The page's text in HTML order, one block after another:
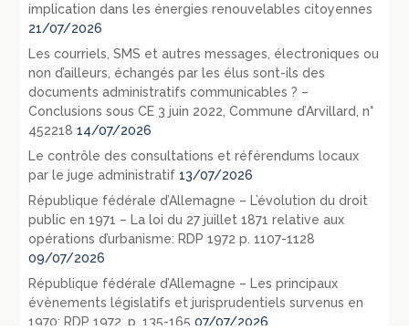
implication dans les énergies renouvelables citoyennes
21/07/2026
Les courriels, SMS et autres messages, électroniques ou
non d’ailleurs, échangés par les élus sont-ils des
documents administratifs communicables ? –
Conclusions sous CE 3 juin 2022, Commune d’Arvillard, n°
452218 14/07/2026
Le contrôle des consultations et référendums locaux
par le juge administratif 13/07/2026
République fédérale d’Allemagne – L’évolution du droit
public en 1971 – La loi du 27 juillet 1871 relative aux
opérations d’urbanisme: RDP 1972 p. 1107-1128
09/07/2026
République fédérale d’Allemagne – Les principaux
évènements législatifs et jurisprudentiels survenus en
1970: RDP 1972, p. 135-165 07/07/2026